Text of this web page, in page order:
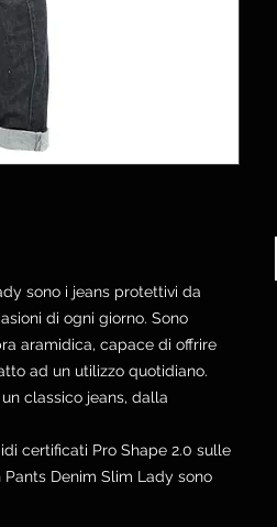
sono i jeans protettivi da
di ogni giorno. Sono
aramidica, capace di offrire
ad un utilizzo quotidiano.
classico jeans, dalla
certificati Pro Shape 2.0 sulle
Denim Slim Lady sono